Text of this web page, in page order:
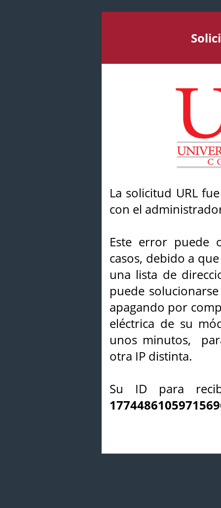
La solicitud URL
con el
Este error puede
casos, debido a
una lista de
puede
apagando por
eléctrica de su
unos minutos,
otra IP distinta.
Su ID para